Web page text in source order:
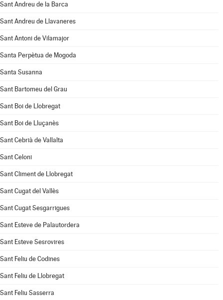
Sant Andreu de la Barca
Sant Andreu de Llavaneres
Sant Antoni de Vilamajor
Santa Perpètua de Mogoda
Santa Susanna
Sant Bartomeu del Grau
Sant Boi de Llobregat
Sant Boi de Lluçanès
Sant Cebrià de Vallalta
Sant Celoni
Sant Climent de Llobregat
Sant Cugat del Vallès
Sant Cugat Sesgarrigues
Sant Esteve de Palautordera
Sant Esteve Sesrovires
Sant Feliu de Codines
Sant Feliu de Llobregat
Sant Feliu Sasserra